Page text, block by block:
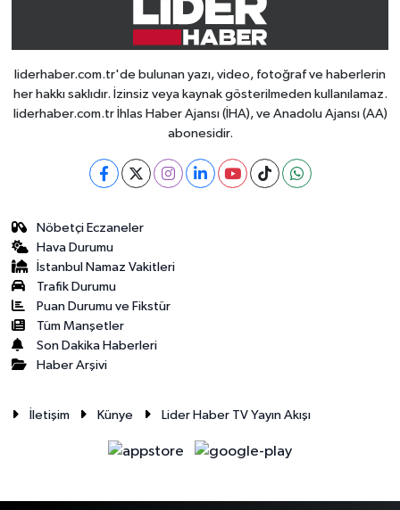
liderhaber.com.tr'de bulunan yazı, video, fotoğraf ve haberlerin
her hakkı saklıdır. İzinsiz veya kaynak gösterilmeden kullanılamaz.
liderhaber.com.tr İhlas Haber Ajansı (İHA), ve Anadolu Ajansı (AA)
abonesidir.
Nöbetçi Eczaneler
Hava Durumu
İstanbul Namaz Vakitleri
Trafik Durumu
Puan Durumu ve Fikstür
Tüm Manşetler
Son Dakika Haberleri
Haber Arşivi
İletişim Künye Lider Haber TV Yayın Akışı